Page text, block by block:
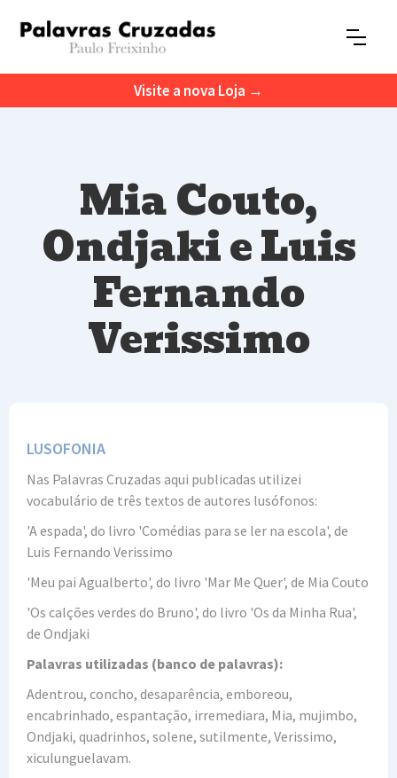
Visite a nova Loja →
Mia Couto,
Ondjaki e Luis
Fernando
Verissimo
LUSOFONIA
Nas Palavras Cruzadas aqui publicadas utilizei
vocabulário de três textos de autores lusófonos:
'A espada', do livro 'Comédias para se ler na escola', de
Luis Fernando Verissimo
'Meu pai Agualberto', do livro 'Mar Me Quer', de Mia Couto
'Os calções verdes do Bruno', do livro 'Os da Minha Rua',
de Ondjaki
Palavras utilizadas (banco de palavras):
Adentrou, concho, desaparência, emboreou,
encabrinhado, espantação, irremediara, Mia, mujimbo,
Ondjaki, quadrinhos, solene, sutilmente, Verissimo,
xiculunguelavam.